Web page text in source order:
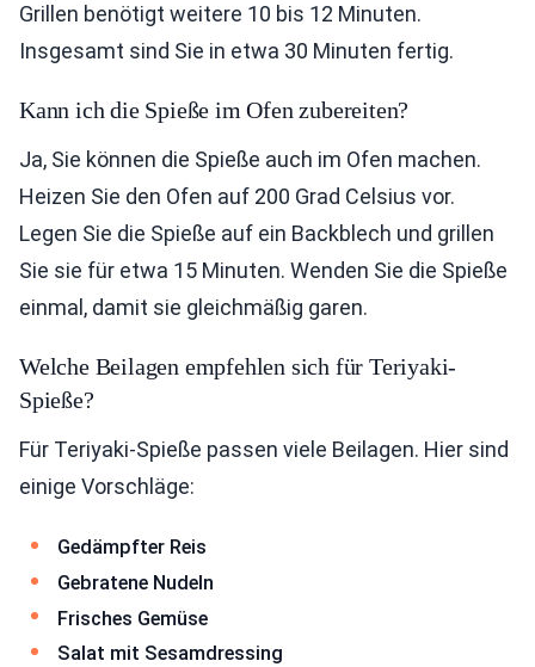
Grillen benötigt weitere 10 bis 12 Minuten.
Insgesamt sind Sie in etwa 30 Minuten fertig.
Kann ich die Spieße im Ofen zubereiten?
Ja, Sie können die Spieße auch im Ofen machen.
Heizen Sie den Ofen auf 200 Grad Celsius vor.
Legen Sie die Spieße auf ein Backblech und grillen
Sie sie für etwa 15 Minuten. Wenden Sie die Spieße
einmal, damit sie gleichmäßig garen.
Welche Beilagen empfehlen sich für Teriyaki-
Spieße?
Für Teriyaki-Spieße passen viele Beilagen. Hier sind
einige Vorschläge:
Gedämpfter Reis
Gebratene Nudeln
Frisches Gemüse
Salat mit Sesamdressing